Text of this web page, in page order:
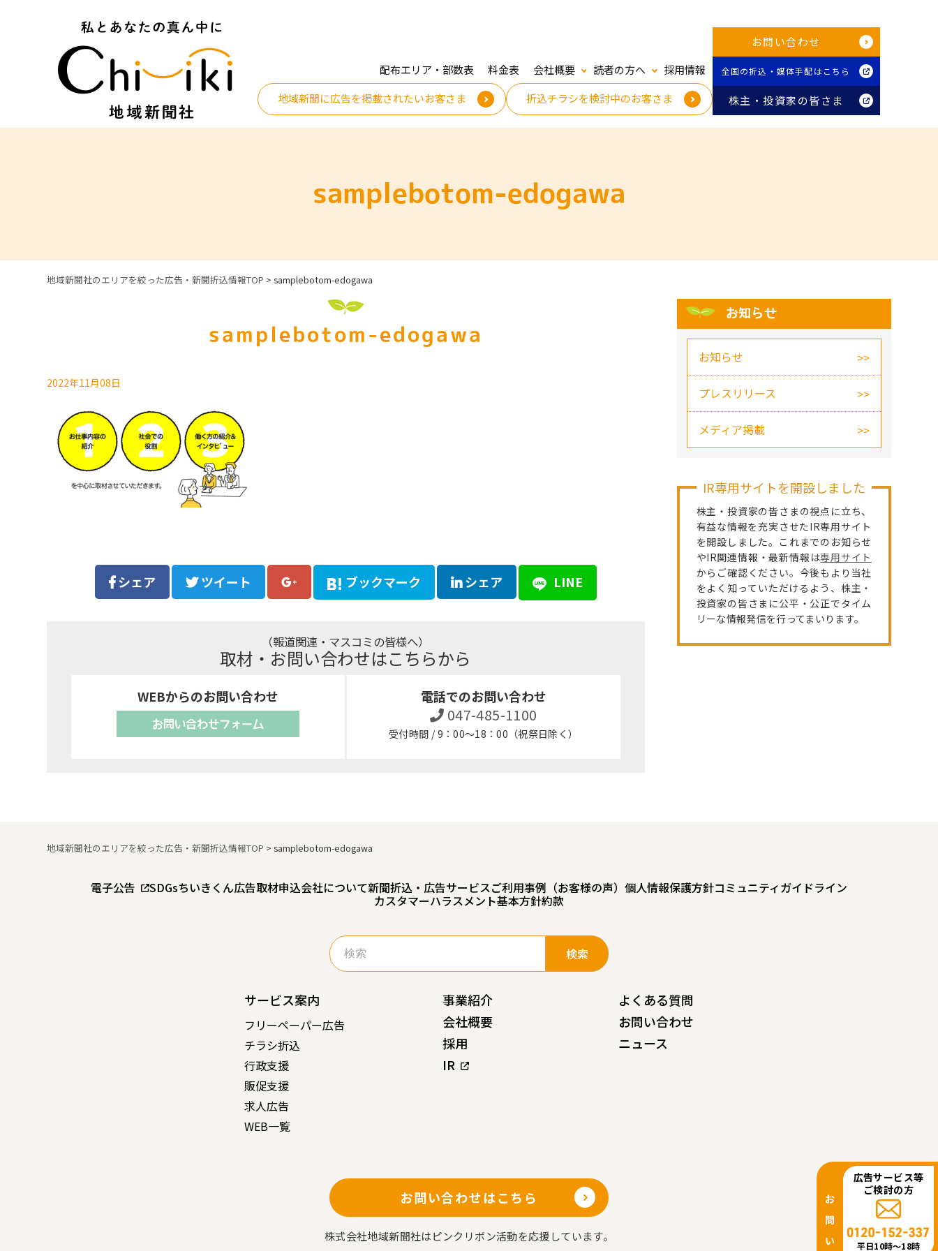
配布エリア・部数表 料金表 会社概要 読者の方へ
採用情報
地域新聞に広告を掲載されたいお客さま
折込チラシを検討中のお客さま
お問い合わせ
全国の折込・媒体手配はこちら
株主・投資家の皆さま
samplebotom-edogawa
地域新聞社のエリアを絞った広告・新聞折込情報TOP >samplebotom-edogawa
samplebotom-edogawa
2022年11月08日
シェア ツイート ブックマーク シェア LINE
（報道関連・マスコミの皆様へ）
取材・お問い合わせはこちらから
WEBからのお問い合わせ
お問い合わせフォーム
電話でのお問い合わせ
047-485-1100
受付時間 / 9：00～18：00（祝祭日除く）
お知らせ
お知らせ
プレスリリース
メディア掲載
IR専用サイトを開設しました
株主・投資家の皆さまの視点に立ち、
有益な情報を充実させたIR専用サイト
を開設しました。これまでのお知らせ
やIR関連情報・最新情報は専用サイト
からご確認ください。今後もより当社
をよく知っていただけるよう、株主・
投資家の皆さまに公平・公正でタイム
リーな情報発信を行ってまいります。
地域新聞社のエリアを絞った広告・新聞折込情報TOP >samplebotom-edogawa
電子公告 SDGsちいきくん広告取材申込会社について新聞折込・広告サービスご利用事例（お客様の声） 個人情報保護方針コミュニティガイドライン
カスタマーハラスメント基本方針約款
検
索:
サービス案内
フリーペーパー広告
チラシ折込
行政支援
販促支援
求人広告
WEB一覧
事業紹介
会社概要
採用
IR
よくある質問
お問い合わせ
ニュース
お問い合わせはこちら
株式会社地域新聞社はピンクリボン活動を応援しています。
広告サービス等
ご検討の方
平日10時〜18時